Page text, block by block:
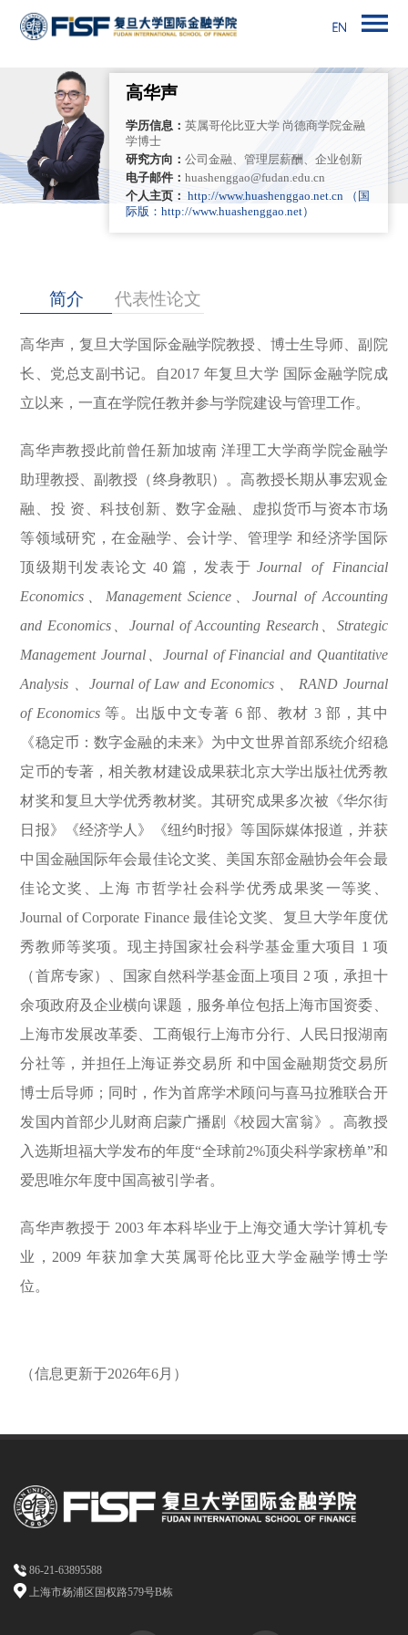
高华声
学历信息： 英属哥伦比亚大学 尚德商学院金融
学博士
研究方向： 公司金融、管理层薪酬、企业创新
电子邮件： huashenggao@fudan.edu.cn
个人主页： http://www.huashenggao.net.cn
（国
际版：http://www.huashenggao.net）
简介 代表性论文
高华声，复旦大学国际金融学院教授、博士生导师、副院
长、党总支副书记。
自2017 年复旦大学 国际金融学院成
立以来，一直在学院任教并参与学院建设与管理工作。
高华声教授此前曾任新加坡南 洋理工大学商学院金融学
助理教授、副教授（终身教职）。高教授长期从事宏观金
融、投 资、科技创新、数字金融、虚拟货币与资本市场
等领域研究，在金融学、会计学、管理学 和经济学国际
顶级期刊发表论文 40 篇，发表于 Journal of Financial
Economics、 Management Science、Journal of Accounting
and Economics、Journal of Accounting Research、Strategic
Management Journal、Journal of Financial and Quantitative
Analysis 、Journal of Law and Economics 、 RAND Journal
of Economics 等。出版中文专著 6 部、教材 3 部，其中
《稳定币：数字金融的未来》为中文世界首部系统介绍稳
定币的专著，相关教材建设成果获北京大学出版社优秀教
材奖和复旦大学优秀教材奖。其研究成果多次被《华尔街
日报》《经济学人》《纽约时报》等国际媒体报道，并获
中国金融国际年会最佳论文奖、美国东部金融协会年会最
佳论文奖、上海 市哲学社会科学优秀成果奖一等奖、
Journal of Corporate Finance 最佳论文奖、复旦大学年度优
秀教师等奖项。现主持国家社会科学基金重大项目 1 项
（首席专家）、国家自然科学基金面上项目 2 项，承担十
余项政府及企业横向课题，服务单位包括上海市国资委、
上海市发展改革委、工商银行上海市分行、人民日报湖南
分社等，并担任上海证券交易所 和中国金融期货交易所
博士后导师；同时，作为首席学术顾问与喜马拉雅联合开
发国内首部少儿财商启蒙广播剧《校园大富翁》。高教授
入选斯坦福大学发布的年度“全球前2%顶尖科学家榜单”和
爱思唯尔年度中国高被引学者。
高华声教授于 2003 年本科毕业于上海交通大学计算机专
业，2009 年获加拿大英属哥伦比亚大学金融学博士学
位。
（信息更新于2026年6月）
86-21-63895588
上海市杨浦区国权路579号B栋